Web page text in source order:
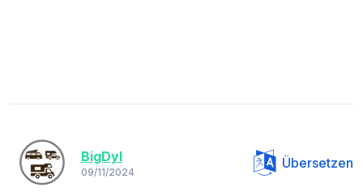
BigDyl
09/11/2024
Übersetzen